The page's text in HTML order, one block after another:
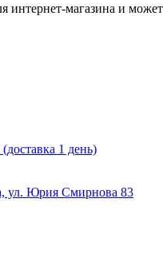
интернет-магазина и
1 день)
ул. Юрия Смирнова 83